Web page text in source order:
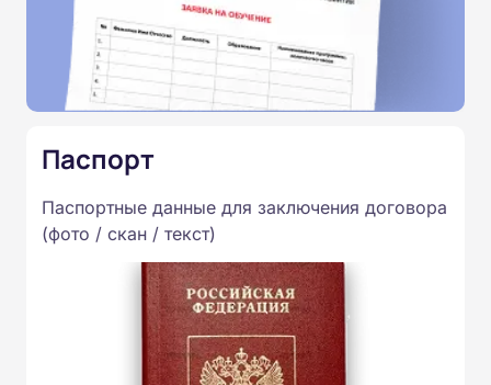
Паспорт
Паспортные данные для заключения договора
(фото / скан / текст)